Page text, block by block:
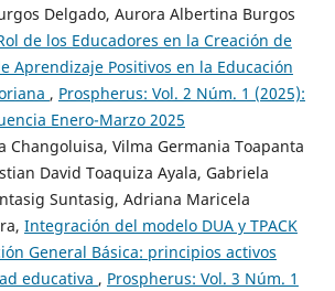
Delgado, Aurora Albertina Burgos
de los Educadores en la Creación de
Aprendizaje Positivos en la Educación
, Prospherus: Vol. 2 Núm. 1 (2025):
Enero-Marzo 2025
Changoluisa, Vilma Germania Toapanta
David Toaquiza Ayala, Gabriela
Suntasig, Adriana Maricela
Integración del modelo DUA y TPACK
General Básica: principios activos
educativa , Prospherus: Vol. 3 Núm. 1